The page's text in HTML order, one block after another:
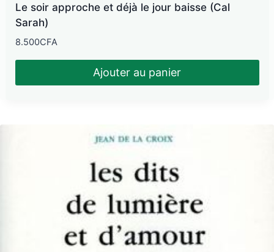
Le soir approche et déjà le jour baisse (Cal
Sarah)
8.500CFA
Ajouter au panier